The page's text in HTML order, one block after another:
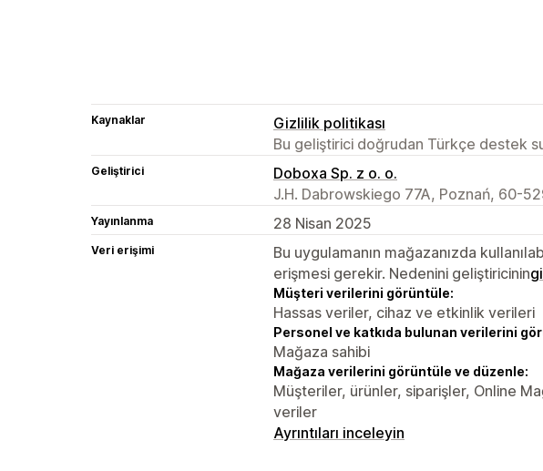
Kaynaklar
Gizlilik politikası
Bu geliştirici doğrudan Türkçe destek
Geliştirici
Doboxa Sp. z o. o.
J.H. Dabrowskiego 77A, Poznań, 60-
Yayınlanma 28 Nisan 2025
Veri erişimi
Bu uygulamanın mağazanızda
erişmesi gerekir. Nedenini geliştiricinin
Müşteri verilerini görüntüle:
Hassas veriler, cihaz ve etkinlik verileri
Personel ve katkıda bulunan verilerini
Mağaza sahibi
Mağaza verilerini görüntüle ve düzenle:
Müşteriler, ürünler, siparişler, Online
veriler
Ayrıntıları inceleyin